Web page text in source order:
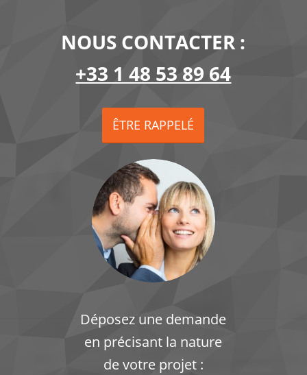
NOUS CONTACTER :
+33 1 48 53 89 64
ÊTRE RAPPELÉ
Déposez une demande
en précisant la nature
de votre projet :